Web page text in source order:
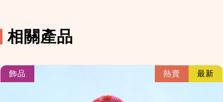
相關產品
飾品 熱賣 最新
link